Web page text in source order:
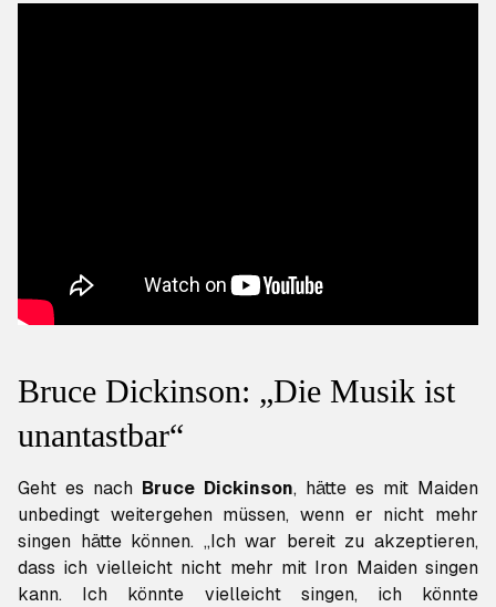
Bruce Dickinson: „Die Musik ist
unantastbar“
Geht es nach Bruce Dickinson, hätte es mit Maiden
unbedingt weitergehen müssen, wenn er nicht mehr
singen hätte können. „Ich war bereit zu akzeptieren,
dass ich vielleicht nicht mehr mit Iron Maiden singen
kann. Ich könnte vielleicht singen, ich könnte